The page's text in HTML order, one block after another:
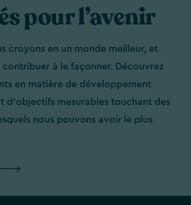
pour l’avenir
croyons en un monde meilleur, et
contribuer à le façonner. Découvrez
en matière de développement
d’objectifs mesurables touchant des
nous pouvons avoir le plus